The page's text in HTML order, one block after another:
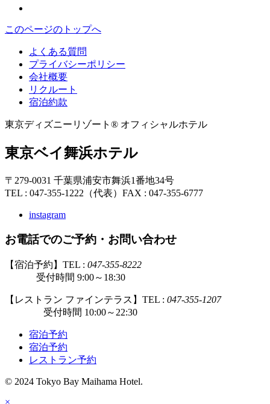
このページのトップへ
よくある質問
プライバシーポリシー
会社概要
リクルート
宿泊約款
東京ディズニーリゾート® オフィシャルホテル
東京ベイ舞浜ホテル
〒279-0031 千葉県浦安市舞浜1番地34号
TEL : 047-355-1222（代表） FAX : 047-355-6777
instagram
お電話でのご予約・お問い合わせ
【宿泊予約】TEL : 047-355-8222
受付時間 9:00～18:30
【レストラン ファインテラス】TEL : 047-355-1207
受付時間 10:00～22:30
宿泊予約
宿泊予約
レストラン予約
© 2024 Tokyo Bay Maihama Hotel.
×